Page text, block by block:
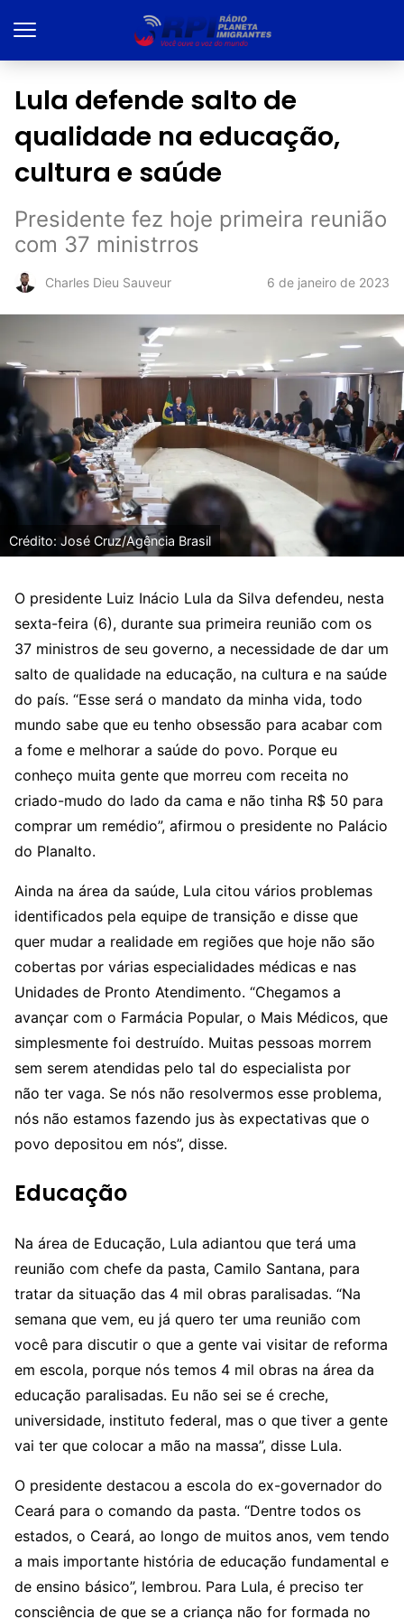
Lula defende salto de
qualidade na educação,
cultura e saúde
Presidente fez hoje primeira reunião
com 37 ministrros
Charles Dieu Sauveur 6 de janeiro de 2023
Crédito: José Cruz/Agência Brasil
O presidente Luiz Inácio Lula da Silva defendeu, nesta
sexta-feira (6), durante sua primeira reunião com os
37 ministros de seu governo, a necessidade de dar um
salto de qualidade na educação, na cultura e na saúde
do país. “Esse será o mandato da minha vida, todo
mundo sabe que eu tenho obsessão para acabar com
a fome e melhorar a saúde do povo. Porque eu
conheço muita gente que morreu com receita no
criado-mudo do lado da cama e não tinha R$ 50 para
comprar um remédio”, afirmou o presidente no Palácio
do Planalto.
Ainda na área da saúde, Lula citou vários problemas
identificados pela equipe de transição e disse que
quer mudar a realidade em regiões que hoje não são
cobertas por várias especialidades médicas e nas
Unidades de Pronto Atendimento. “Chegamos a
avançar com o Farmácia Popular, o Mais Médicos, que
simplesmente foi destruído. Muitas pessoas morrem
sem serem atendidas pelo tal do especialista por
não ter vaga. Se nós não resolvermos esse problema,
nós não estamos fazendo jus às expectativas que o
povo depositou em nós”, disse.
Educação
Na área de Educação, Lula adiantou que terá uma
reunião com chefe da pasta, Camilo Santana, para
tratar da situação das 4 mil obras paralisadas. “Na
semana que vem, eu já quero ter uma reunião com
você para discutir o que a gente vai visitar de reforma
em escola, porque nós temos 4 mil obras na área da
educação paralisadas. Eu não sei se é creche,
universidade, instituto federal, mas o que tiver a gente
vai ter que colocar a mão na massa”, disse Lula.
O presidente destacou a escola do ex-governador do
Ceará para o comando da pasta. “Dentre todos os
estados, o Ceará, ao longo de muitos anos, vem tendo
a mais importante história de educação fundamental e
de ensino básico”, lembrou. Para Lula, é preciso ter
consciência de que se a criança não for formada no